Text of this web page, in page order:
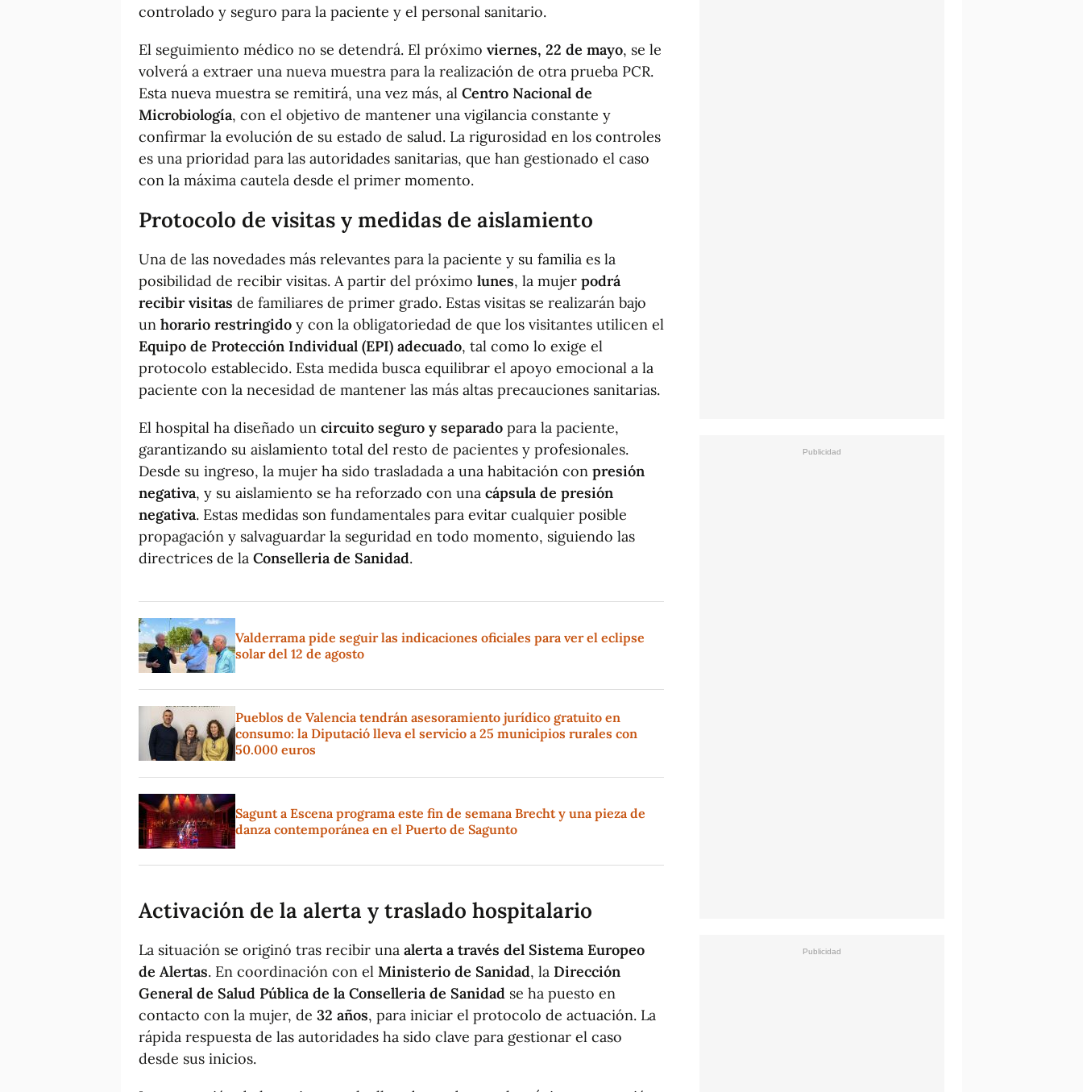
controlado y seguro para la paciente y el personal sanitario.
El seguimiento médico no se detendrá. El próximo viernes, 22 de mayo, se le
volverá a extraer una nueva muestra para la realización de otra prueba PCR.
Esta nueva muestra se remitirá, una vez más, al Centro Nacional de
Microbiología, con el objetivo de mantener una vigilancia constante y
confirmar la evolución de su estado de salud. La rigurosidad en los controles
es una prioridad para las autoridades sanitarias, que han gestionado el caso
con la máxima cautela desde el primer momento.
Protocolo de visitas y medidas de aislamiento
Una de las novedades más relevantes para la paciente y su familia es la
posibilidad de recibir visitas. A partir del próximo lunes, la mujer podrá
recibir visitas de familiares de primer grado. Estas visitas se realizarán bajo
un horario restringido y con la obligatoriedad de que los visitantes utilicen el
Equipo de Protección Individual (EPI) adecuado, tal como lo exige el
protocolo establecido. Esta medida busca equilibrar el apoyo emocional a la
paciente con la necesidad de mantener las más altas precauciones sanitarias.
El hospital ha diseñado un circuito seguro y separado para la paciente,
garantizando su aislamiento total del resto de pacientes y profesionales.
Desde su ingreso, la mujer ha sido trasladada a una habitación con presión
negativa, y su aislamiento se ha reforzado con una cápsula de presión
negativa. Estas medidas son fundamentales para evitar cualquier posible
propagación y salvaguardar la seguridad en todo momento, siguiendo las
directrices de la Conselleria de Sanidad.
Valderrama pide seguir las indicaciones oficiales para ver el eclipse
solar del 12 de agosto
Pueblos de Valencia tendrán asesoramiento jurídico gratuito en
consumo: la Diputació lleva el servicio a 25 municipios rurales con
50.000 euros
Sagunt a Escena programa este fin de semana Brecht y una pieza de
danza contemporánea en el Puerto de Sagunto
Activación de la alerta y traslado hospitalario
La situación se originó tras recibir una alerta a través del Sistema Europeo
de Alertas. En coordinación con el Ministerio de Sanidad, la Dirección
General de Salud Pública de la Conselleria de Sanidad se ha puesto en
contacto con la mujer, de 32 años, para iniciar el protocolo de actuación. La
rápida respuesta de las autoridades ha sido clave para gestionar el caso
desde sus inicios.